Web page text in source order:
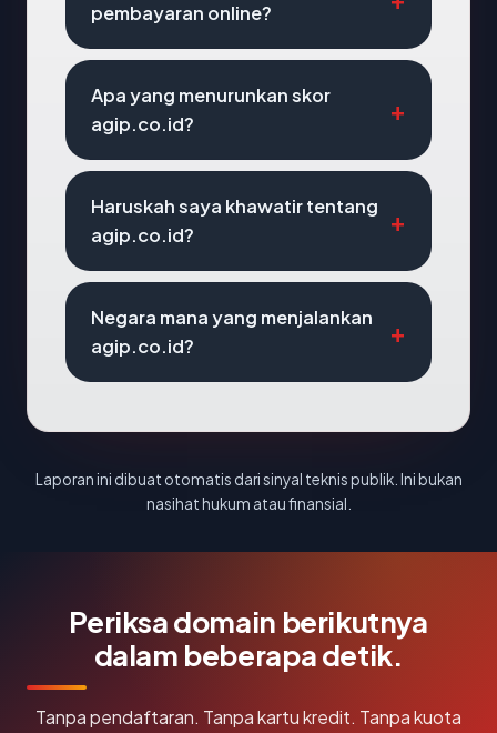
pembayaran online?
Apa yang menurunkan skor
agip.co.id?
Haruskah saya khawatir tentang
agip.co.id?
Negara mana yang menjalankan
agip.co.id?
Laporan ini dibuat otomatis dari sinyal teknis publik. Ini bukan
nasihat hukum atau finansial.
Periksa domain berikutnya
dalam beberapa detik.
Tanpa pendaftaran. Tanpa kartu kredit. Tanpa kuota